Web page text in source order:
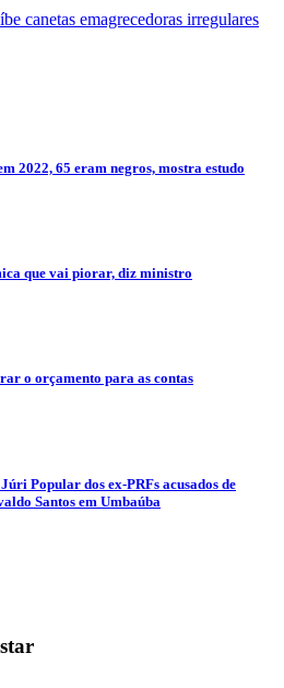
canetas emagrecedoras irregulares
2022, 65 eram negros, mostra estudo
que vai piorar, diz ministro
o orçamento para as contas
Popular dos ex-PRFs acusados de
Santos em Umbaúba